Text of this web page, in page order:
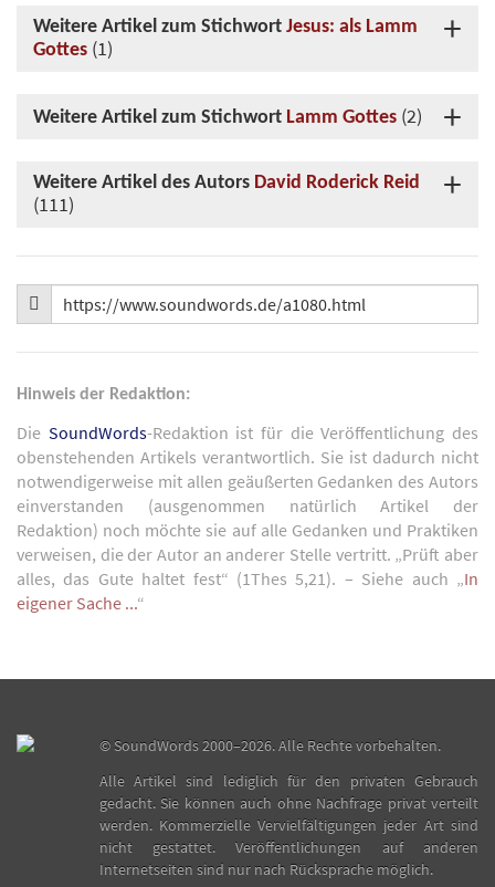
Weitere Artikel zum Stichwort Jesus: als Lamm
Gottes (1)
Weitere Artikel zum Stichwort Lamm Gottes (2)
Weitere Artikel des Autors David Roderick Reid
(111)
Hinweis der Redaktion:
Die SoundWords-Redaktion ist für die Veröffentlichung des
obenstehenden Artikels verantwortlich. Sie ist dadurch nicht
notwendigerweise mit allen geäußerten Gedanken des Autors
einverstanden (ausgenommen natürlich Artikel der
Redaktion) noch möchte sie auf alle Gedanken und Praktiken
verweisen, die der Autor an anderer Stelle vertritt. „Prüft aber
alles, das Gute haltet fest“ (1Thes 5,21). – Siehe auch „In
eigener Sache ...“
©SoundWords2000–2026. Alle Rechte vorbehalten.
Alle Artikel sind lediglich für den privaten Gebrauch
gedacht. Sie können auch ohne Nachfrage privat verteilt
werden. Kommerzielle Vervielfältigungen jeder Art sind
nicht gestattet. Veröffentlichungen auf anderen
Internetseiten sind nur nach Rücksprache möglich.